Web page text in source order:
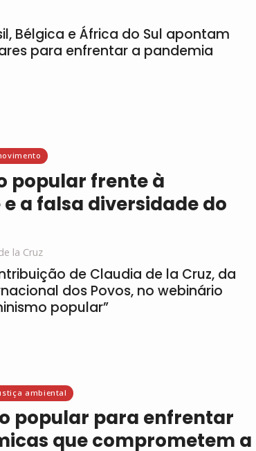
Bélgica e África do Sul apontam
para enfrentar a pandemia
popular frente à
a falsa diversidade do
la Cruz
de Claudia de la Cruz, da
dos Povos, no webinário
popular”
ambiental
popular para enfrentar
que comprometem a